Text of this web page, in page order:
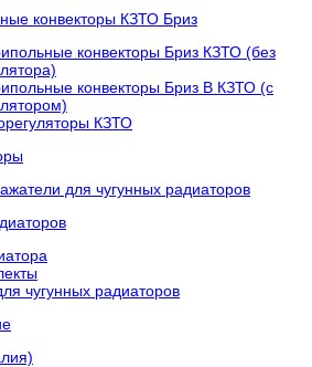
конвекторы КЗТО Бриз
конвекторы Бриз КЗТО (без
конвекторы Бриз В КЗТО (с
КЗТО
для чугунных радиаторов
чугунных радиаторов